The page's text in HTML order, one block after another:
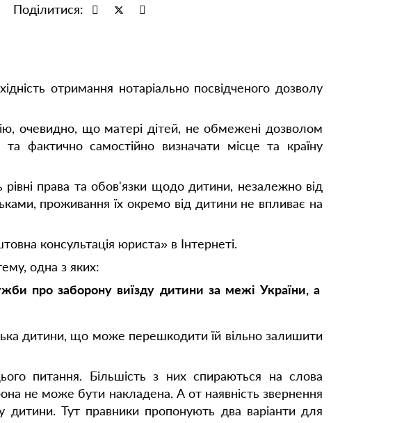
Поділитися:
отримання нотаріально посвідченого дозволу
очевидно, що матері дітей, не обмежені дозволом
фактично самостійно визначати місце та країну
права та обов'язки щодо дитини, незалежно від
проживання їх окремо від дитини не впливає на
консультація юриста» в Інтернеті.
одна з яких:
про заборону виїзду дитини за межі України, а
дитини, що може перешкодити їй вільно залишити
питання. Більшість з них спираються на слова
не може бути накладена. А от наявність звернення
Тут правники пропонують два варіанти для